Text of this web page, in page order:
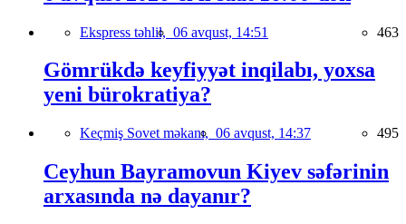
Ekspress təhlil, 06 avqust, 14:51 463
Gömrükdə keyfiyyət inqilabı, yoxsa
yeni bürokratiya?
Keçmiş Sovet məkanı, 06 avqust, 14:37 495
Ceyhun Bayramovun Kiyev səfərinin
arxasında nə dayanır?